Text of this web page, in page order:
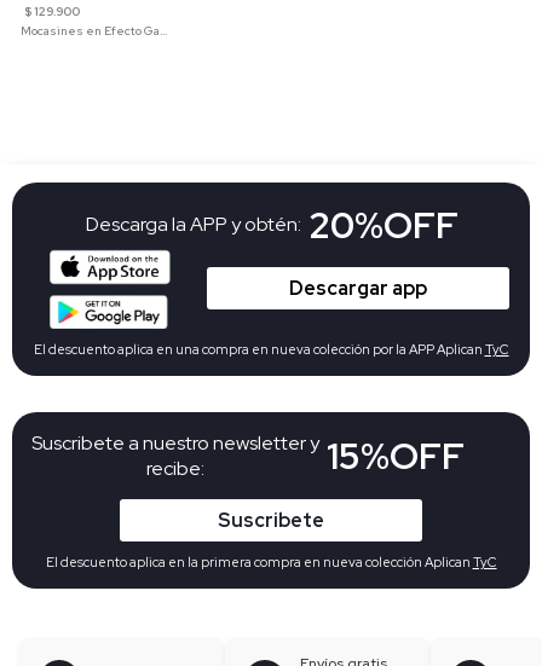
$ 129.900
Suscribete a nuestro newsletter y
recibe:
15%OFF
Suscribete
El descuento aplica en la primera compra en nueva colección Aplican TyC
Descarga la APP y obtén: 20%OFF
Descargar app
El descuento aplica en una compra en nueva colección por la APP Aplican TyC